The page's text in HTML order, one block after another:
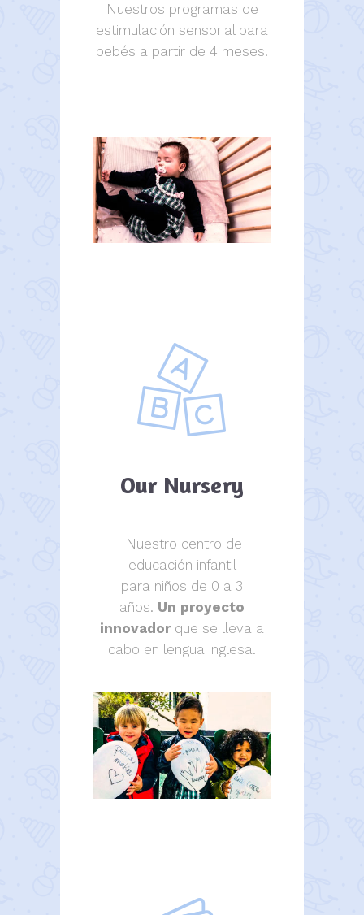
Nuestros programas de
estimulación sensorial para
bebés a partir de 4 meses.
Our Nursery
Nuestro centro de
educación infantil
para niños de 0 a 3
años. Un proyecto
innovador que se lleva a
cabo en lengua inglesa.